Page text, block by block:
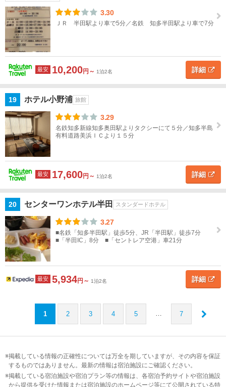
3.30
ＪＲ 半田駅より車で5分／名鉄 知多半田駅より車で7分
最安 10,200円～ 1泊2名 詳細
19 ホテル小野浦 旅館
3.29
名鉄知多新線知多奥田駅よりタクシーにて５分／知多半島
有料道路美浜ＩＣより１５分
最安 17,600円～ 1泊2名 詳細
20 センターワンホテル半田 スタンダードホテル
3.27
■名鉄「知多半田駅」徒歩5分、JR「半田駅」徒歩7分
■「半田IC」8分 ■「セントレア空港」車21分
最安 5,934円～ 1泊2名 詳細
1 2 3 4 5 … 7
掲載している情報の正確性については万全を期していますが、その内容を保証
するものではありません。最新の情報は宿泊施設にご確認ください。
掲載している宿泊施設や宿泊プラン等の情報は、各宿泊予約サイトや宿泊施設
から提供を受けた情報または宿泊施設のホームページ等にて公開されている特